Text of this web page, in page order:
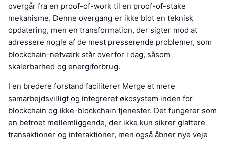
overgår fra en proof-of-work til en proof-of-stake
mekanisme. Denne overgang er ikke blot en teknisk
opdatering, men en transformation, der sigter mod at
adressere nogle af de mest presserende problemer, som
blockchain-netværk står overfor i dag, såsom
skalerbarhed og energiforbrug.
I en bredere forstand faciliterer Merge et mere
samarbejdsvilligt og integreret økosystem inden for
blockchain og ikke-blockchain tjenester. Det fungerer som
en betroet mellemliggende, der ikke kun sikrer glattere
transaktioner og interaktioner, men også åbner nye veje